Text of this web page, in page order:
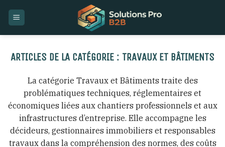
TRAVAUX ET BÂTIMENTS
La catégorie Travaux et Bâtiments traite des
problématiques techniques, réglementaires et
économiques liées aux chantiers professionnels et aux
infrastructures d’entreprise. Elle accompagne les
décideurs, gestionnaires immobiliers et responsables
travaux dans la compréhension des normes, des coûts